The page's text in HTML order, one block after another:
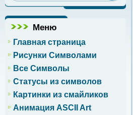
Меню
Главная страница
Рисунки Символами
Все Символы
Статусы из символов
Картинки из смайликов
Анимация ASCII Art